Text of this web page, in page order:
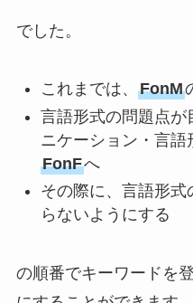
でした。
これまでは、 FonM
言語形式の問題点が
ニケーション・言語
FonFへ
その際に、言語形式
らないようにする
の順番でキーワードを